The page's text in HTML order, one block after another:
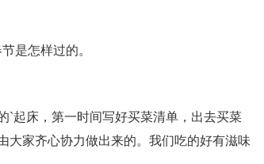
是怎样过的。
床，第一时间写好买菜清单，出去买菜
大家齐心协力做出来的。我们吃的好有滋味